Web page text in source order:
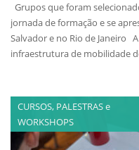
Grupos que foram
jornada de formação e se
Salvador e no Rio de Janeiro
infraestrutura de mobilidade
CURSOS, PALESTRAS e
WORKSHOPS